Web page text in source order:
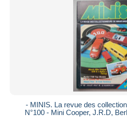
- MINIS. La revue des
N°100 - Mini Cooper, J.R.D,